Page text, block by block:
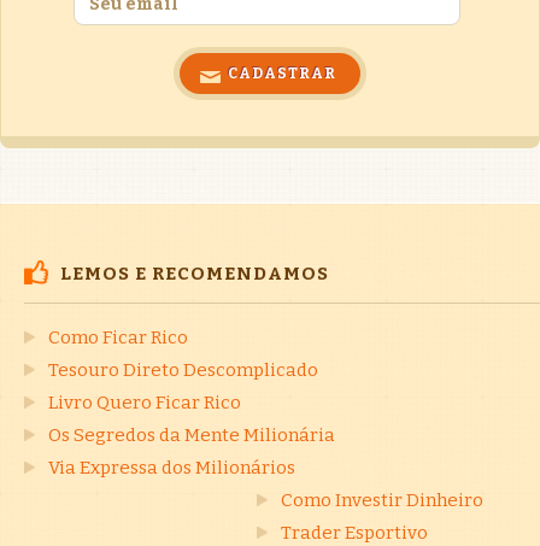
LEMOS E RECOMENDAMOS
Como Ficar Rico
Tesouro Direto Descomplicado
Livro Quero Ficar Rico
Os Segredos da Mente Milionária
Via Expressa dos Milionários
Como Investir Dinheiro
Trader Esportivo